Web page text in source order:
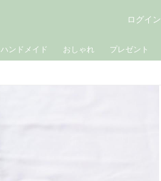
ハンドメイド おしゃれ プレゼント
ログイン